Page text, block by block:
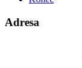
Adresa